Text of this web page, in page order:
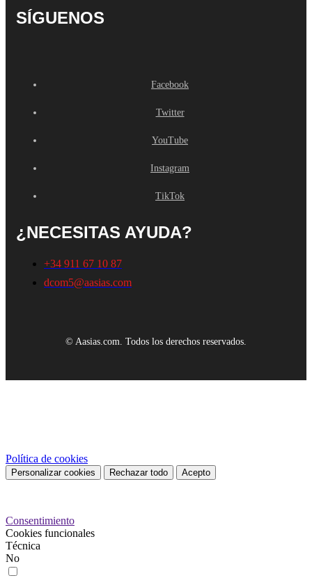
SÍGUENOS
Facebook
Twitter
YouTube
Instagram
TikTok
¿NECESITAS AYUDA?
+34 911 67 10 87
dcom5@aasias.com
© Aasias.com. Todos los derechos reservados.
Política de cookies
Personalizar cookies Rechazar todo Acepto
Consentimiento
Cookies funcionales
Técnica
No